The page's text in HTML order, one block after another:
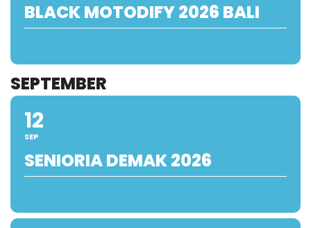
BLACK MOTODIFY 2026 BALI
SEPTEMBER
12
SEP
SENIORIA DEMAK 2026